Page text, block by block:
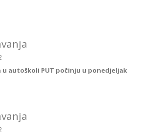
u autoškoli PUT počinju u ponedjeljak